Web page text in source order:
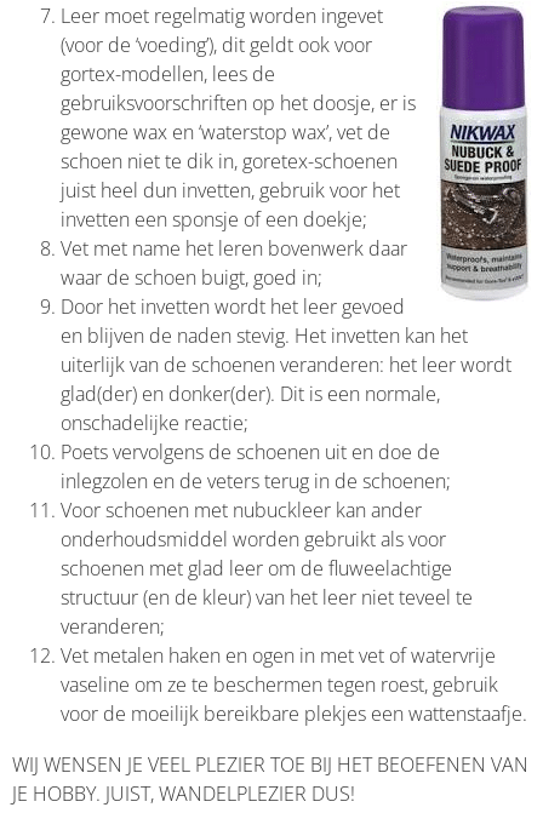
Leer moet regelmatig worden ingevet
(voor de ‘voeding’), dit geldt ook voor
gortex-modellen, lees de
gebruiksvoorschriften op het doosje, er is
gewone wax en ‘waterstop wax’, vet de
schoen niet te dik in, goretex-schoenen
juist heel dun invetten, gebruik voor het
invetten een sponsje of een doekje;
Vet met name het leren bovenwerk daar
waar de schoen buigt, goed in;
Door het invetten wordt het leer gevoed
en blijven de naden stevig. Het invetten kan het
uiterlijk van de schoenen veranderen: het leer wordt
glad(der) en donker(der). Dit is een normale,
onschadelijke reactie;
Poets vervolgens de schoenen uit en doe de
inlegzolen en de veters terug in de schoenen;
Voor schoenen met nubuckleer kan ander
onderhoudsmiddel worden gebruikt als voor
schoenen met glad leer om de fluweelachtige
structuur (en de kleur) van het leer niet teveel te
veranderen;
Vet metalen haken en ogen in met vet of watervrije
vaseline om ze te beschermen tegen roest, gebruik
voor de moeilijk bereikbare plekjes een wattenstaafje.
WIJ WENSEN JE VEEL PLEZIER TOE BIJ HET BEOEFENEN VAN
JE HOBBY. JUIST, WANDELPLEZIER DUS!